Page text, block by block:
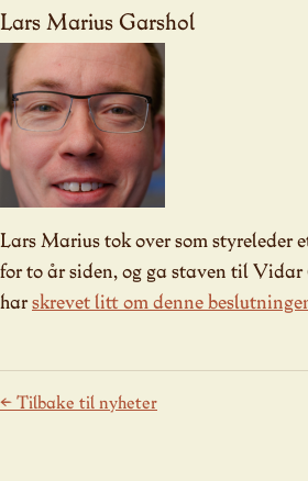
Lars Marius Garshol
Lars Marius tok over som styreleder
for to år siden, og ga staven til
harskrevet litt om denne
← Tilbake til nyheter